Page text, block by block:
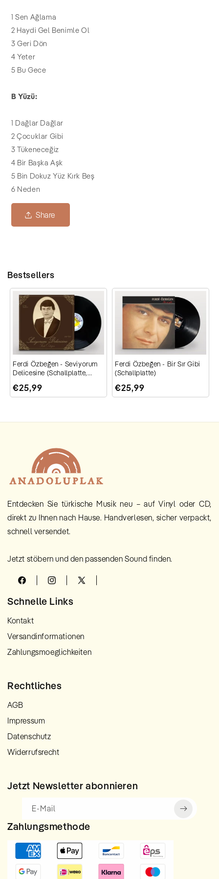
1 Sen Ağlama
2 Haydi Gel Benimle Ol
3 Geri Dön
4 Yeter
5 Bu Gece
B Yüzü:
1 Dağlar Dağlar
2 Çocuklar Gibi
3 Tükeneceğiz
4 Bir Başka Aşk
5 Bin Dokuz Yüz Kırk Beş
6 Neden
Share
Bestsellers
Ferdi Özbeğen - Seviyorum
Delicesine (Schallplatte,
€25,99
Ferdi Özbeğen - Bir Sır Gibi
(Schallplatte)
€25,99
Entdecken Sie türkische Musik neu – auf Vinyl oder CD,
direkt zu Ihnen nach Hause. Handverlesen, sicher verpackt,
schnell versendet.
Jetzt stöbern und den passenden Sound finden.
Facebook Instagram
X
Schnelle Links
Kontakt
Versandinformationen
Zahlungsmoeglichkeiten
Rechtliches
AGB
Impressum
Datenschutz
Widerrufsrecht
Jetzt Newsletter abonnieren
E-Mail
Zahlungsmethode